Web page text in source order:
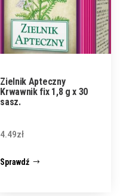
Zielnik Apteczny
Krwawnik fix 1,8 g x 30
sasz.
4.49zł
Sprawdź